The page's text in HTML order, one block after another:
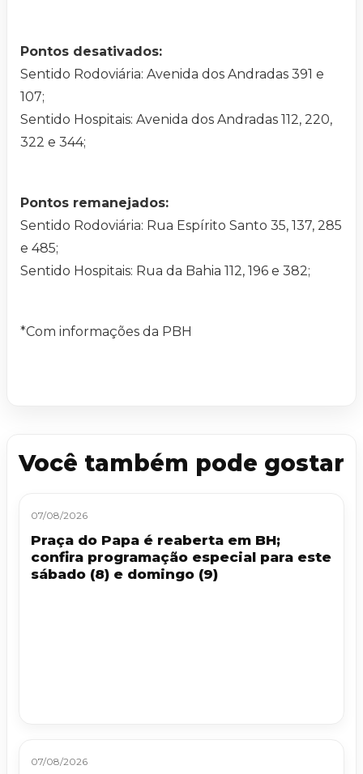
Pontos desativados:
Sentido Rodoviária: Avenida dos Andradas 391 e
107;
Sentido Hospitais: Avenida dos Andradas 112, 220,
322 e 344;
Pontos remanejados:
Sentido Rodoviária: Rua Espírito Santo 35, 137, 285
e 485;
Sentido Hospitais: Rua da Bahia 112, 196 e 382;
*Com informações da PBH
Você também pode gostar
07/08/2026
Praça do Papa é reaberta em BH;
confira programação especial para este
sábado (8) e domingo (9)
07/08/2026